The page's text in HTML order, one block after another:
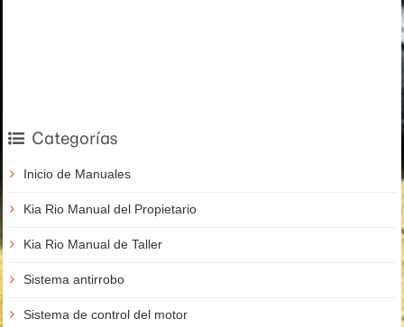
Categorías
Inicio de Manuales
Kia Rio Manual del Propietario
Kia Rio Manual de Taller
Sistema antirrobo
Sistema de control del motor